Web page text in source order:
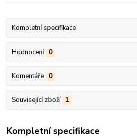
Kompletní specifikace
Hodnocení 0
Komentáře 0
Související zboží 1
Kompletní specifikace